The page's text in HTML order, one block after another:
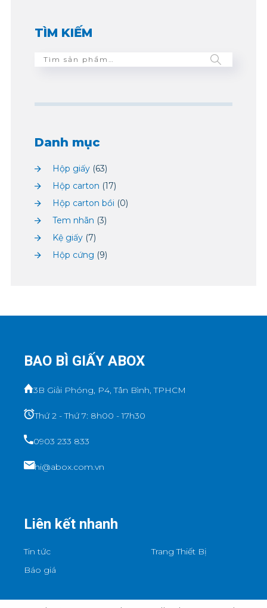
TÌM KIẾM
Danh mục
Hộp giấy (63)
Hộp carton (17)
Hộp carton bồi (0)
Tem nhãn (3)
Kệ giấy (7)
Hộp cứng (9)
BAO BÌ GIẤY ABOX
3B Giải Phóng, P4, Tân Bình, TPHCM
Thứ 2 - Thứ 7: 8h00 - 17h30
0903 233 833
hi@abox.com.vn
Liên kết nhanh
Tin tức
Trang Thiết Bị
Báo giá